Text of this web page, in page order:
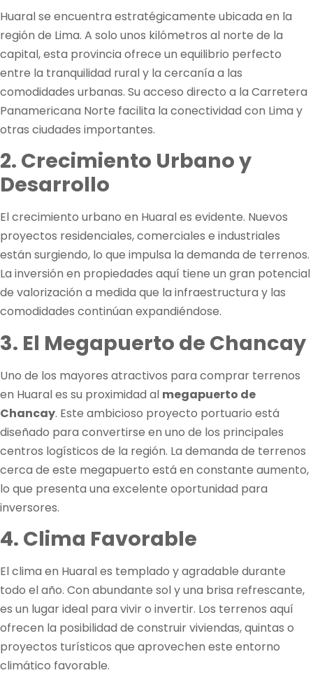
Huaral se encuentra estratégicamente ubicada en la
región de Lima. A solo unos kilómetros al norte de la
capital, esta provincia ofrece un equilibrio perfecto
entre la tranquilidad rural y la cercanía a las
comodidades urbanas. Su acceso directo a la Carretera
Panamericana Norte facilita la conectividad con Lima y
otras ciudades importantes.
2. Crecimiento Urbano y
Desarrollo
El crecimiento urbano en Huaral es evidente. Nuevos
proyectos residenciales, comerciales e industriales
están surgiendo, lo que impulsa la demanda de terrenos.
La inversión en propiedades aquí tiene un gran potencial
de valorización a medida que la infraestructura y las
comodidades continúan expandiéndose.
3. El Megapuerto de Chancay
Uno de los mayores atractivos para comprar terrenos
en Huaral es su proximidad al megapuerto de
Chancay. Este ambicioso proyecto portuario está
diseñado para convertirse en uno de los principales
centros logísticos de la región. La demanda de terrenos
cerca de este megapuerto está en constante aumento,
lo que presenta una excelente oportunidad para
inversores.
4. Clima Favorable
El clima en Huaral es templado y agradable durante
todo el año. Con abundante sol y una brisa refrescante,
es un lugar ideal para vivir o invertir. Los terrenos aquí
ofrecen la posibilidad de construir viviendas, quintas o
proyectos turísticos que aprovechen este entorno
climático favorable.